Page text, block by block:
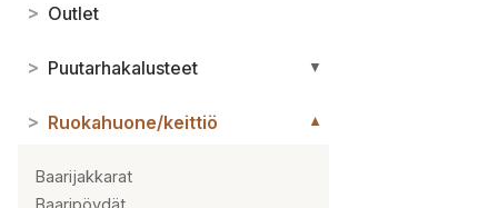
> Outlet
> Puutarhakalusteet ▼
> Ruokahuone/keittiö ▼
Baarijakkarat